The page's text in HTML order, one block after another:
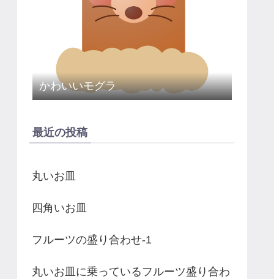
かわいいモグラ
最近の投稿
丸いお皿
四角いお皿
フルーツの盛り合わせ-1
丸いお皿に乗っているフルーツ盛り合わ